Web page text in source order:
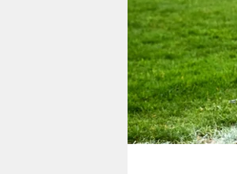
shop
fragen & hilfe
unterstützen
abo
genossenschaft